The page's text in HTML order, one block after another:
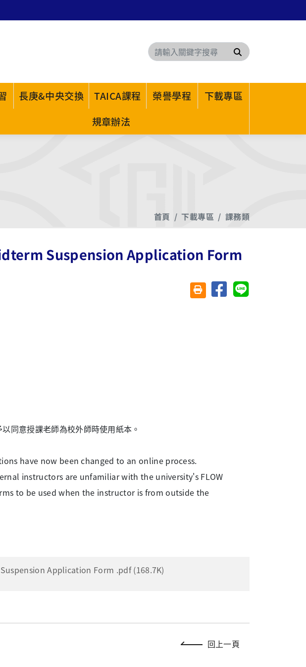
搜尋
長庚&中央交換 TAICA課程 榮譽學程
下載專區
規章辦法
首頁 下載專區 課務類
Suspension Application Form
友善列印(另開視窗)
分享至臉書分享至 Line
同意授課老師為校外師時使用紙本。
have now been changed to an online process.
instructors are unfamiliar with the university's FLOW
to be used when the instructor is from outside the
Application Form .pdf (168.7K)
回上一頁